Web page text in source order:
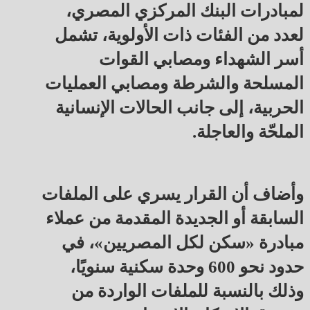
لمبادرات البنك المركزي المصري،
لعدد من الفئات ذات الأولوية، تشمل
أسر الشهداء ومصابي القوات
المسلحة والشرطة ومصابي العمليات
الحربية، إلى جانب الحالات الإنسانية
الملحّة والعاجلة.
وأضاف أن القرار يسري على الملفات
السابقة أو الجديدة المقدمة من عملاء
مبادرة «سكن لكل المصريين»، في
حدود نحو 600 وحدة سكنية سنويًا،
وذلك بالنسبة للملفات الواردة من